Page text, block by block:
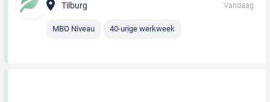
Tilburg Vandaag
MBO Niveau 40-urige werkweek